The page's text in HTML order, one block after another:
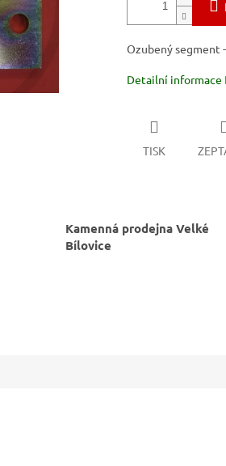
Ozubený segment
Detailní informace
TISK
Kamenná prodejna Velké
Bílovice